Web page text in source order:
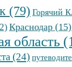
(79) Горячий
Краснодар (15)
область
(24)